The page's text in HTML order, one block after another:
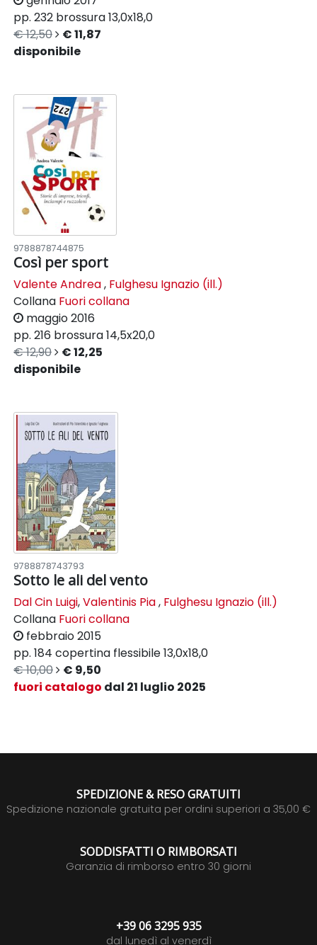
pp. 232 brossura13,0x18,0
€ 12,50
€ 11,87
disponibile
9788878744875
Così per sport
Valente Andrea, Fulghesu Ignazio (ill.)
Collana Fuori collana
maggio 2016
pp. 216 brossura14,5x20,0
€ 12,90
€ 12,25
disponibile
9788878743793
Sotto le ali del vento
Dal Cin Luigi,Valentinis Pia, Fulghesu Ignazio (ill.)
Collana Fuori collana
febbraio 2015
pp. 184 copertina flessibile13,0x18,0
€ 10,00
€ 9,50
fuori catalogo dal 21 luglio 2025
SPEDIZIONE & RESO GRATUITI
Spedizione nazionale gratuita per ordini superiori a 35,00 €
SODDISFATTI O RIMBORSATI
Garanzia di rimborso entro 30 giorni
+39 06 3295 935
dal lunedì al venerdì